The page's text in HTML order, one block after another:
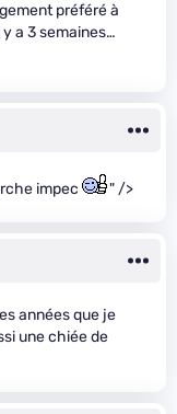
préféré à
a 3 semaines…
impec " />
années que je
une chiée de